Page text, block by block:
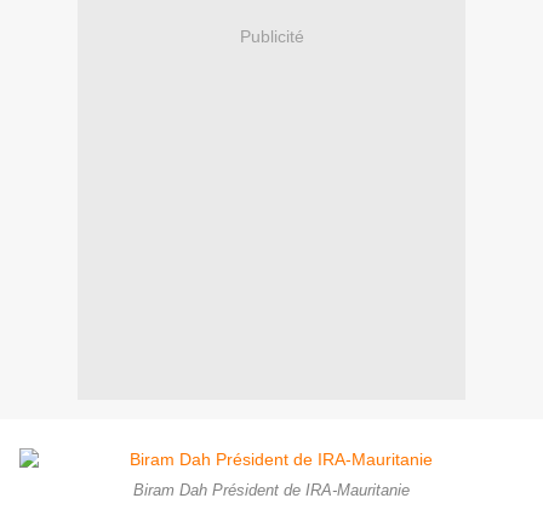
Publicité
Biram Dah Président de IRA-Mauritanie